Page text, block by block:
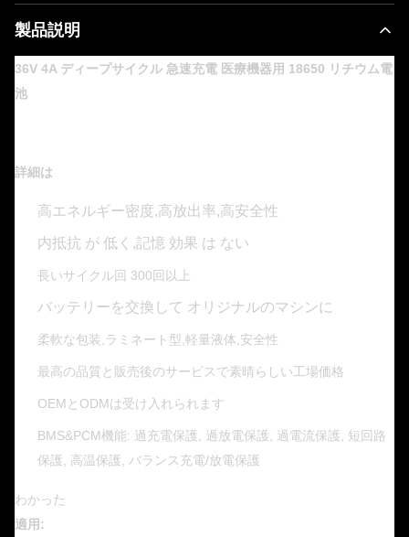
製品説明
36V 4A ディープサイクル 急速充電 医療機器用 18650 リチウム電
池
詳細は
高エネルギー密度,高放出率,高安全性
内抵抗 が 低く,記憶 効果 は ない
長いサイクル回 300回以上
バッテリーを交換して オリジナルのマシンに
柔軟な包装,ラミネート型,軽量液体,安全性
最高の品質と販売後のサービスで素晴らしい工場価格
OEMとODMは受け入れられます
BMS&PCM機能: 過充電保護, 過放電保護, 過電流保護, 短回路
保護, 高温保護, バランス充電/放電保護
わかった
適用: